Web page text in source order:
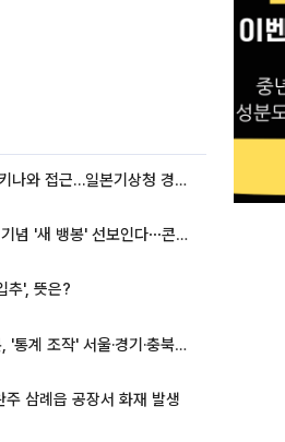
태풍 '돌핀' 오키나와 접근…일본기상청 경로 업데이트
빅뱅, 20주년 기념 '새 뱅봉' 선보인다⋯콘서트 앞두고 팝업 개최
추', 뜻은?
조작' 서울·경기·충북 선관위 등 추가 압수수색
주 삼례읍 공장서 화재 발생